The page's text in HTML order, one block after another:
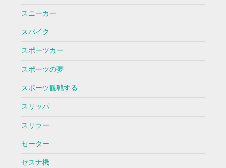
スニーカー
スパイク
スポーツカー
スポーツの夢
スポーツ観戦する
スリッパ
スリラー
セーター
セスナ機